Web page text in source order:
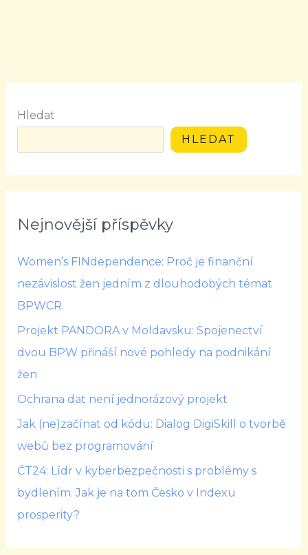
Hledat
HLEDAT
Nejnovější příspěvky
Women’s FINdependence: Proč je finanční
nezávislost žen jedním z dlouhodobých témat
BPWCR
Projekt PANDORA v Moldavsku: Spojenectví
dvou BPW přináší nové pohledy na podnikání
žen
Ochrana dat není jednorázový projekt
Jak (ne)začínat od kódu: Dialog DigiSkill o tvorbě
webů bez programování
ČT24: Lídr v kyberbezpečnosti s problémy s
bydlením. Jak je na tom Česko v Indexu
prosperity?